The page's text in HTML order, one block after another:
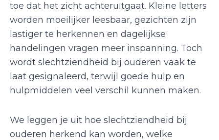
toe dat het zicht achteruitgaat. Kleine letters
worden moeilijker leesbaar, gezichten zijn
lastiger te herkennen en dagelijkse
handelingen vragen meer inspanning. Toch
wordt slechtziendheid bij ouderen vaak te
laat gesignaleerd, terwijl goede hulp en
hulpmiddelen veel verschil kunnen maken.
We leggen je uit hoe slechtziendheid bij
ouderen herkend kan worden, welke